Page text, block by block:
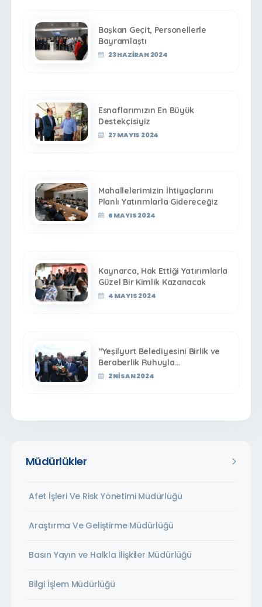
Müdürlükler
Afet İşleri Ve Risk Yönetimi Müdürlüğü
Araştırma Ve Geliştirme Müdürlüğü
Basın Yayın ve Halkla İlişkiler Müdürlüğü
Bilgi İşlem Müdürlüğü
Başkan Geçit, Personellerle
Bayramlaştı
23 HAZIRAN 2024
Esnaflarımızın En Büyük
Destekçisiyiz
27 MAYIS 2024
Mahallelerimizin İhtiyaçlarını
Planlı Yatırımlarla Gidereceğiz
6 MAYIS 2024
Kaynarca, Hak Ettiği Yatırımlarla
Güzel Bir Kimlik Kazanacak
4 MAYIS 2024
“Yeşilyurt Belediyesini Birlik ve
Beraberlik Ruhuyla
Yöneteceğiz”
2 NISAN 2024